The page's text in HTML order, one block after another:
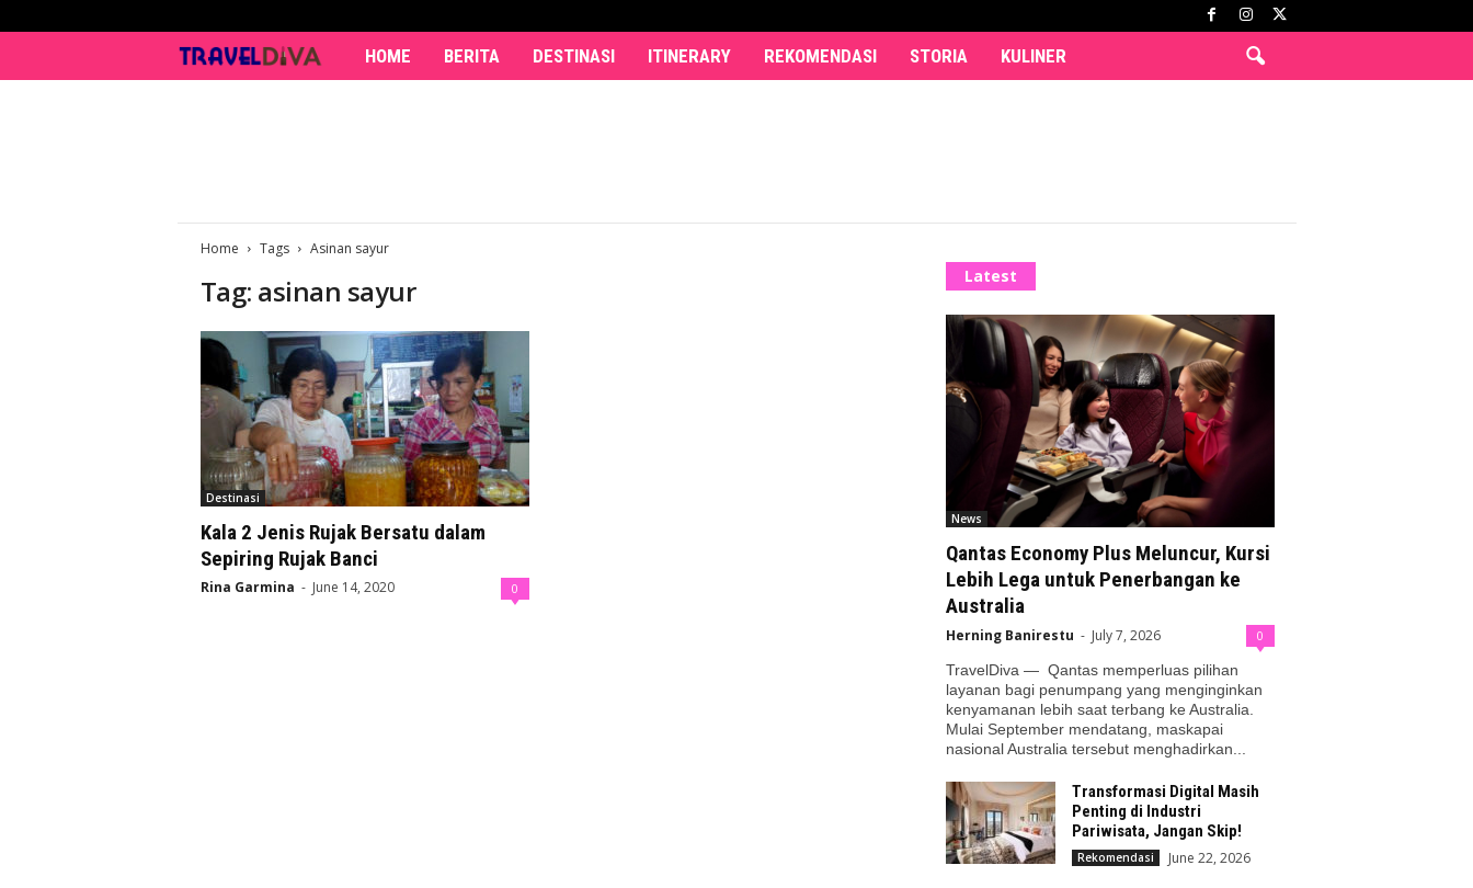
e
l
i
v
HOME BERITA DESTINASI ITINERARY REKOMENDASI STORIA KULINER
Home Tags Asinan sayur
Tag: asinan sayur
Destinasi
Kala 2 Jenis Rujak Bersatu dalam
Sepiring Rujak Banci
Rina Garmina - June 14, 2020 0
Latest
News
Qantas Economy Plus Meluncur, Kursi
Lebih Lega untuk Penerbangan ke
Australia
Herning Banirestu - July 7, 2026 0
TravelDiva — Qantas memperluas pilihan
layanan bagi penumpang yang menginginkan
kenyamanan lebih saat terbang ke Australia.
Mulai September mendatang, maskapai
nasional Australia tersebut menghadirkan...
Transformasi Digital Masih
Penting di Industri
Pariwisata, Jangan Skip!
Rekomendasi June 22, 2026